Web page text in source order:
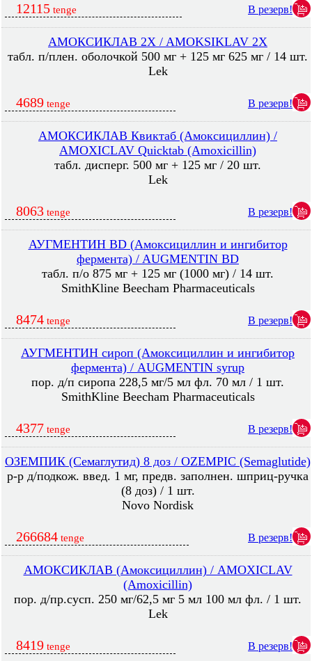
12115 tenge В резерв!
АМОКСИКЛАВ 2X / AMOKSIKLAV 2X
табл. п/плен. оболочкой 500 мг + 125 мг 625 мг / 14 шт.
Lek
4689 tenge В резерв!
АМОКСИКЛАВ Квиктаб (Амоксициллин) /
AMOXICLAV Quicktab (Amoxicillin)
табл. дисперг. 500 мг + 125 мг / 20 шт.
Lek
8063 tenge В резерв!
АУГМЕНТИН BD (Амоксициллин и ингибитор
фермента) / AUGMENTIN BD
табл. п/о 875 мг + 125 мг (1000 мг) / 14 шт.
SmithKline Beecham Pharmaceuticals
8474 tenge В резерв!
АУГМЕНТИН сироп (Амоксициллин и ингибитор
фермента) / AUGMENTIN syrup
пор. д/п сиропа 228,5 мг/5 мл фл. 70 мл / 1 шт.
SmithKline Beecham Pharmaceuticals
4377 tenge В резерв!
ОЗЕМПИК (Семаглутид) 8 доз / OZEMPIC (Semaglutide)
р-р д/подкож. введ. 1 мг, предв. заполнен. шприц-ручка
(8 доз) / 1 шт.
Novo Nordisk
266684 tenge В резерв!
АМОКСИКЛАВ (Амоксициллин) / AMOXICLAV
(Amoxicillin)
пор. д/пр.сусп. 250 мг/62,5 мг 5 мл 100 мл фл. / 1 шт.
Lek
8419 tenge В резерв!